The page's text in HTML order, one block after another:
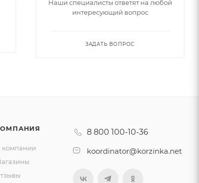
Наши специалисты ответят на любой
интересующий вопрос
ЗАДАТЬ ВОПРОС
компании
8 800 100-10-36
koordinator@korzinka.net